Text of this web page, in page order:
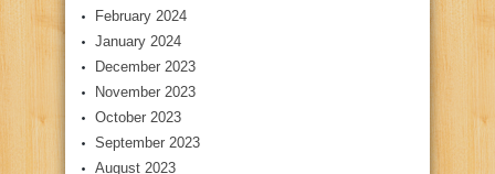
February 2024
January 2024
December 2023
November 2023
October 2023
September 2023
August 2023